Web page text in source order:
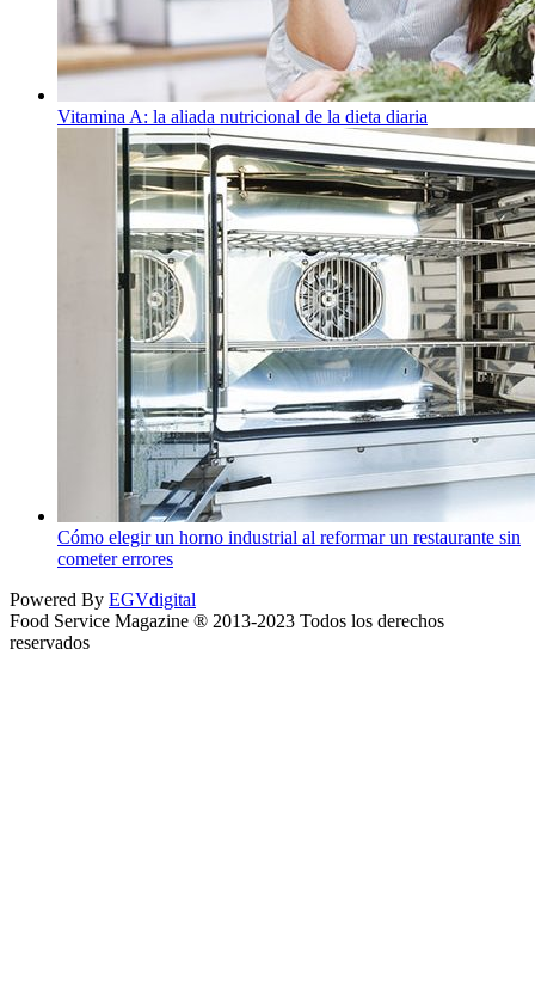
Vitamina A: la aliada nutricional de la dieta diaria
Cómo elegir un horno industrial al reformar un restaurante sin
cometer errores
Powered By EGVdigital
Food Service Magazine ® 2013-2023 Todos los derechos
reservados